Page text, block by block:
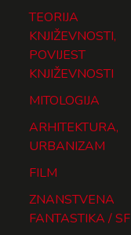
TEORIJA
KNJIŽEVNOSTI,
POVIJEST
KNJIŽEVNOSTI
MITOLOGIJA
ARHITEKTURA,
URBANIZAM
FILM
ZNANSTVENA
FANTASTIKA / SF